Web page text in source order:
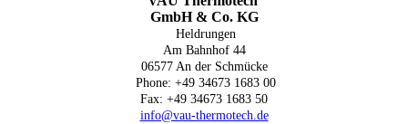
GmbH & Co. KG
Heldrungen
Am Bahnhof 44
06577 An der Schmücke
Phone: +49 34673 1683 00
Fax: +49 34673 1683 50
info@vau-thermotech.de